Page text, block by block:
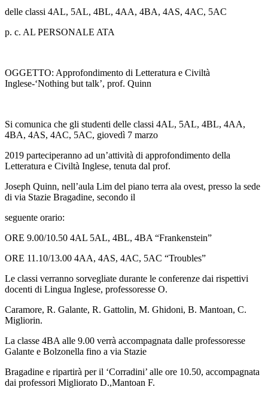
delle classi 4AL, 5AL, 4BL, 4AA, 4BA, 4AS, 4AC, 5AC
p. c. AL PERSONALE ATA
OGGETTO: Approfondimento di Letteratura e Civiltà
Inglese-‘Nothing but talk’, prof. Quinn
Si comunica che gli studenti delle classi 4AL, 5AL, 4BL, 4AA,
4BA, 4AS, 4AC, 5AC, giovedì 7 marzo
2019 parteciperanno ad un’attività di approfondimento della
Letteratura e Civiltà Inglese, tenuta dal prof.
Joseph Quinn, nell’aula Lim del piano terra ala ovest, presso la sede
di via Stazie Bragadine, secondo il
seguente orario:
ORE 9.00/10.50 4AL 5AL, 4BL, 4BA “Frankenstein”
ORE 11.10/13.00 4AA, 4AS, 4AC, 5AC “Troubles”
Le classi verranno sorvegliate durante le conferenze dai rispettivi
docenti di Lingua Inglese, professoresse O.
Caramore, R. Galante, R. Gattolin, M. Ghidoni, B. Mantoan, C.
Migliorin.
La classe 4BA alle 9.00 verrà accompagnata dalle professoresse
Galante e Bolzonella fino a via Stazie
Bragadine e ripartirà per il ‘Corradini’ alle ore 10.50, accompagnata
dai professori Migliorato D.,Mantoan F.